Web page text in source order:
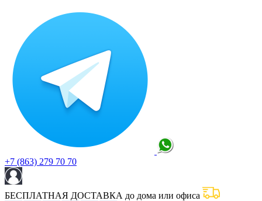
+7 (863) 279 70 70
БЕСПЛАТНАЯ ДОСТАВКА до дома или офиса